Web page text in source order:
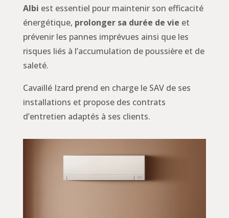
Albi est essentiel pour maintenir son efficacité
énergétique, prolonger sa durée de vie et
prévenir les pannes imprévues ainsi que les
risques liés à l’accumulation de poussière et de
saleté.
Cavaillé Izard prend en charge le SAV de ses
installations et propose des contrats
d’entretien adaptés à ses clients.